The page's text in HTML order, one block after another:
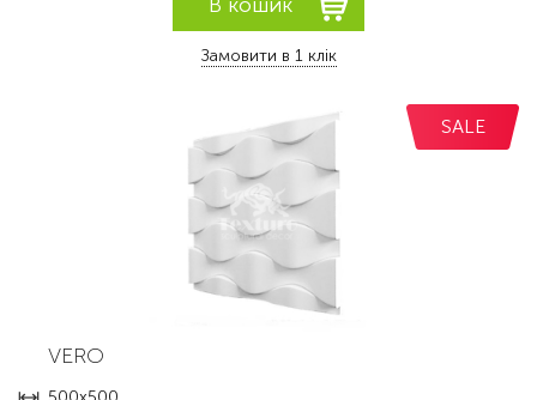
Замовити в 1 клік
SALE
VERO